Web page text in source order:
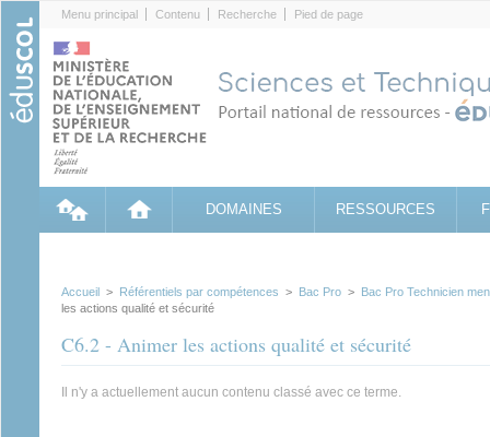
Menu principal Contenu Recherche Pied de page
DOMAINES RESSOURCES
Accueil > Référentiels par compétences > Bac Pro > Bac Pro Technicien
les actions qualité et sécurité
C6.2 - Animer les actions qualité et sécurité
Il n'y a actuellement aucun contenu classé avec ce terme.